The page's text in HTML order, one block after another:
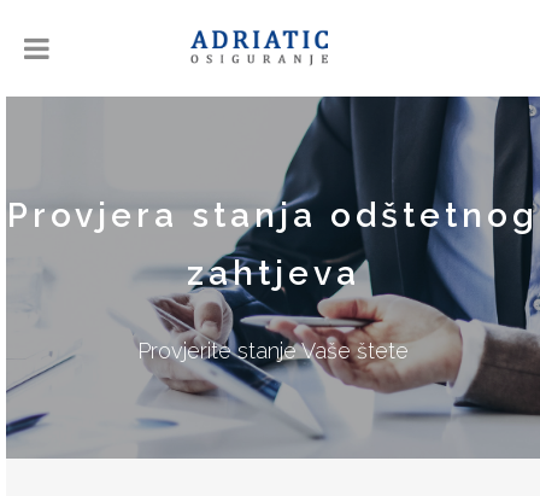
Provjera stanja odštetnog
zahtjeva
Provjerite stanje Vaše štete